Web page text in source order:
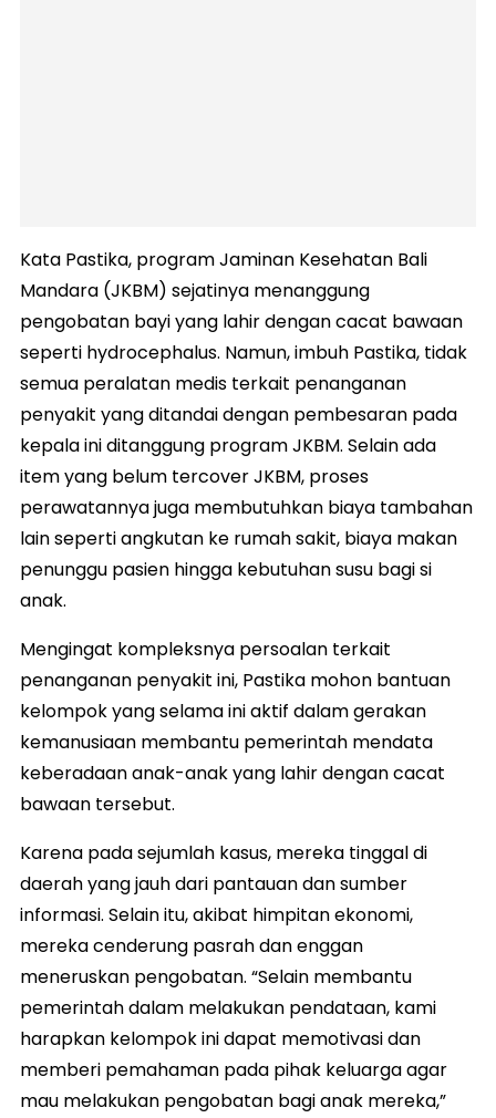
Kata Pastika, program Jaminan Kesehatan Bali
Mandara (JKBM) sejatinya menanggung
pengobatan bayi yang lahir dengan cacat bawaan
seperti hydrocephalus. Namun, imbuh Pastika, tidak
semua peralatan medis terkait penanganan
penyakit yang ditandai dengan pembesaran pada
kepala ini ditanggung program JKBM. Selain ada
item yang belum tercover JKBM, proses
perawatannya juga membutuhkan biaya tambahan
lain seperti angkutan ke rumah sakit, biaya makan
penunggu pasien hingga kebutuhan susu bagi si
anak.
Mengingat kompleksnya persoalan terkait
penanganan penyakit ini, Pastika mohon bantuan
kelompok yang selama ini aktif dalam gerakan
kemanusiaan membantu pemerintah mendata
keberadaan anak-anak yang lahir dengan cacat
bawaan tersebut.
Karena pada sejumlah kasus, mereka tinggal di
daerah yang jauh dari pantauan dan sumber
informasi. Selain itu, akibat himpitan ekonomi,
mereka cenderung pasrah dan enggan
meneruskan pengobatan. “Selain membantu
pemerintah dalam melakukan pendataan, kami
harapkan kelompok ini dapat memotivasi dan
memberi pemahaman pada pihak keluarga agar
mau melakukan pengobatan bagi anak mereka,”